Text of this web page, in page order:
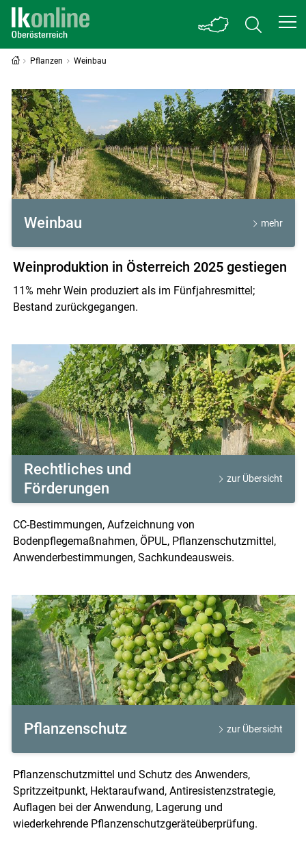
Skip to main content
Pflanzen Weinbau
Weinbau
Weinbau mehr
Weinproduktion in Österreich 2025 gestiegen
11% mehr Wein produziert als im Fünfjahresmittel;
Bestand zurückgegangen.
Rechtliches und
Förderungen
zur Übersicht
CC-Bestimmungen, Aufzeichnung von
Bodenpflegemaßnahmen, ÖPUL, Pflanzenschutzmittel,
Anwenderbestimmungen, Sachkundeausweis.
Pflanzenschutz zur Übersicht
Pflanzenschutzmittel und Schutz des Anwenders,
Spritzzeitpunkt, Hektaraufwand, Antiresistenzstrategie,
Auflagen bei der Anwendung, Lagerung und
wiederkehrende Pflanzenschutzgeräteüberprüfung.